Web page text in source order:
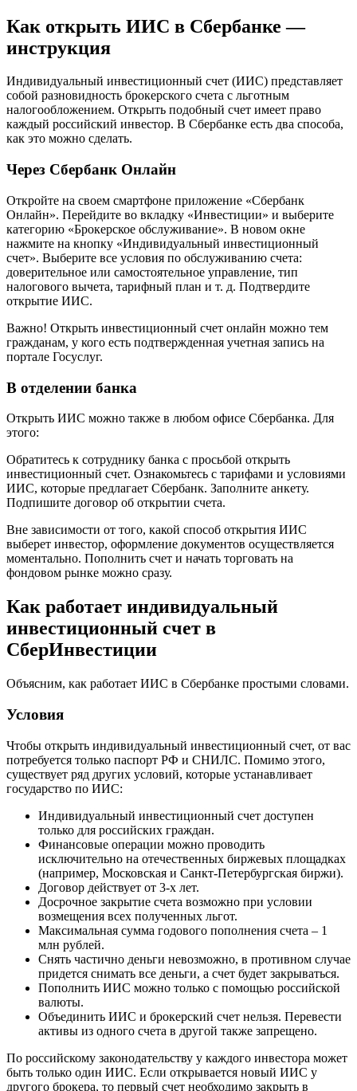
Как открыть ИИС в Сбербанке —
инструкция
Индивидуальный инвестиционный счет (ИИС) представляет
собой разновидность брокерского счета с льготным
налогообложением. Открыть подобный счет имеет право
каждый российский инвестор. В Сбербанке есть два способа,
как это можно сделать.
Через Сбербанк Онлайн
Откройте на своем смартфоне приложение «Сбербанк
Онлайн». Перейдите во вкладку «Инвестиции» и выберите
категорию «Брокерское обслуживание». В новом окне
нажмите на кнопку «Индивидуальный инвестиционный
счет». Выберите все условия по обслуживанию счета:
доверительное или самостоятельное управление, тип
налогового вычета, тарифный план и т. д. Подтвердите
открытие ИИС.
Важно! Открыть инвестиционный счет онлайн можно тем
гражданам, у кого есть подтвержденная учетная запись на
портале Госуслуг.
В отделении банка
Открыть ИИС можно также в любом офисе Сбербанка. Для
этого:
Обратитесь к сотруднику банка с просьбой открыть
инвестиционный счет. Ознакомьтесь с тарифами и условиями
ИИС, которые предлагает Сбербанк. Заполните анкету.
Подпишите договор об открытии счета.
Вне зависимости от того, какой способ открытия ИИС
выберет инвестор, оформление документов осуществляется
моментально. Пополнить счет и начать торговать на
фондовом рынке можно сразу.
Как работает индивидуальный
инвестиционный счет в
СберИнвестиции
Объясним, как работает ИИС в Сбербанке простыми словами.
Условия
Чтобы открыть индивидуальный инвестиционный счет, от вас
потребуется только паспорт РФ и СНИЛС. Помимо этого,
существует ряд других условий, которые устанавливает
государство по ИИС:
Индивидуальный инвестиционный счет доступен
только для российских граждан.
Финансовые операции можно проводить
исключительно на отечественных биржевых площадках
(например, Московская и Санкт-Петербургская биржи).
Договор действует от 3-х лет.
Досрочное закрытие счета возможно при условии
возмещения всех полученных льгот.
Максимальная сумма годового пополнения счета – 1
млн рублей.
Снять частично деньги невозможно, в противном случае
придется снимать все деньги, а счет будет закрываться.
Пополнить ИИС можно только с помощью российской
валюты.
Объединить ИИС и брокерский счет нельзя. Перевести
активы из одного счета в другой также запрещено.
По российскому законодательству у каждого инвестора может
быть только один ИИС. Если открывается новый ИИС у
другого брокера, то первый счет необходимо закрыть в